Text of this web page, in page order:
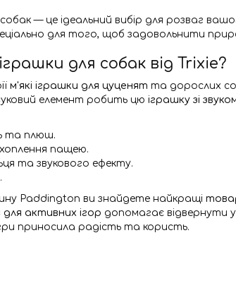
собак — це ідеальний вибір для розваг
для того, щоб задовольнити
для собак від Trixie?
м'які іграшки для цуценят та дорослих
елемент робить цю іграшку зі
та плюш.
пащею.
та звукового ефекту.
Paddington ви знайдете найкращі
для активних ігор допомагає відвернути
приносила радість та користь.